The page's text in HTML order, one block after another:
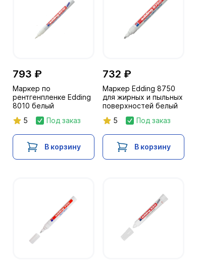
793 ₽
Маркер по
рентгенпленке Edding
8010 белый
5
Под заказ
В корзину
732 ₽
Маркер Edding 8750
для жирных и пыльных
поверхностей белый
5
Под заказ
В корзину